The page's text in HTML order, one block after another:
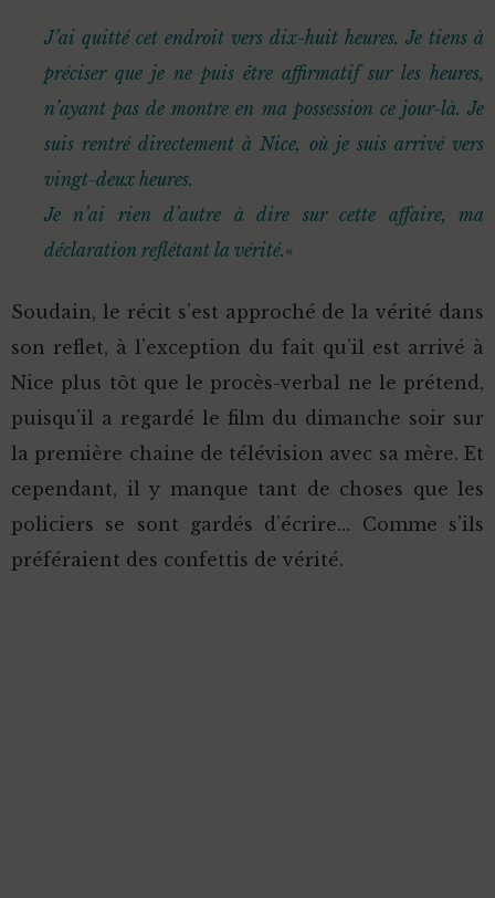
J’ai quitté cet endroit vers dix-huit heures. Je tiens à
préciser que je ne puis être affirmatif sur les heures,
n’ayant pas de montre en ma possession ce jour-là. Je
suis rentré directement à Nice, où je suis arrivé vers
vingt-deux heures.
Je n’ai rien d’autre à dire sur cette affaire, ma
déclaration reflétant la vérité.«
Soudain, le récit s’est approché de la vérité dans
son reflet, à l’exception du fait qu’il est arrivé à
Nice plus tôt que le procès-verbal ne le prétend,
puisqu’il a regardé le film du dimanche soir sur
la première chaine de télévision avec sa mère. Et
cependant, il y manque tant de choses que les
policiers se sont gardés d’écrire… Comme s’ils
préféraient des confettis de vérité.